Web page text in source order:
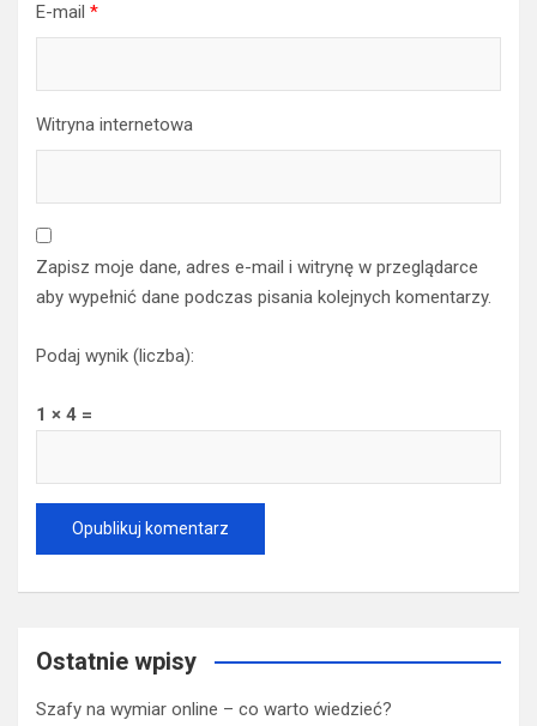
E-mail *
Witryna internetowa
Zapisz moje dane, adres e-mail i witrynę w przeglądarce
aby wypełnić dane podczas pisania kolejnych komentarzy.
Podaj wynik (liczba):
1 × 4 =
Ostatnie wpisy
Szafy na wymiar online – co warto wiedzieć?